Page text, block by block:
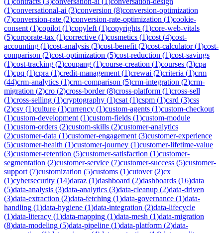
(1)conversational-ai (3)conversion (8)conversion-optimization
(7)conversion-rate (2)conversion-rate-optimization (1)cookie-
consent (1)copilot (1)copyleft (1)copyrights (1)core-web-vitals
(5)corporate-tax (1)corrective (1)cosmetics (1)cost (4)cost-
accounting (1)cost-analysis (3)cost-benefit (2)cost-calculator(1)cost-
comparison (2)cost-optimization (5)cost-reduction (1)cost-savings
(1)cost-tracking (2)coupang (1)course-creation (1)courses (3)cpa
(1)cpq (1)cpra (1)credit-management (1)crewai (2)criteria (1)crm
(44)crm-analytics (1)crm-comparison (5)crm-integration (2)crm-
migration (2)cro (2)cross-border(8)cross-platform (1)cross-sell
(1)cross-selling (1)cryptography (1)csat (1)cspm (1)csrd (3)css
(2)csv (1)culture (1)currency (1)custom-agents (1)custom-checkout
(1)custom-development (1)custom-fields (1)custom-module
(1)custom-orders (2)custom-skills (2)customer-analytics
(2)customer-data (1)customer-engagement (3)customer-experience
(5)customer-health (1)customer-journey (1)customer-lifetime-value
(3)customer-retention (5)customer-satisfaction (1)customer-
segmentation (2)customer-service (7)customer-success (5)customer-
support (7)customization (5)customs (1)cutover(2)cx
(1)cybersecurity (14)daraz (1)dashboard (2)dashboards (16)data
(5)data-analysis (3)data-analytics (3)data-cleanup (2)data-driven
(3)data-extraction (2)data-fetching (1)data-governance (1)data-
handling (1)data-hygiene (1)data-integration (2)data-lifecycle
(1)data-literacy (1)data-mapping (1)data-mesh (1)data-migration
(8)data-modeling (5)data-pipeline (1)data-platform (2)data-